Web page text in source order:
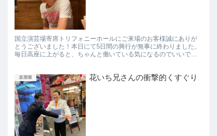
国立演芸場寄席トリフォニーホールにご来場のお客様誠にありが
とうございました！本日にて5日間の興行が無事に終わりました。
毎日高座に上がると、ちゃんと働いている気になるのでいいです
楽屋噺 花いち兄さんの衝撃的くすぐり